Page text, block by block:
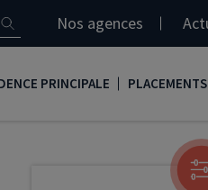
Nos agences
PRINCIPALE
Simulation loi
Comment réaliser